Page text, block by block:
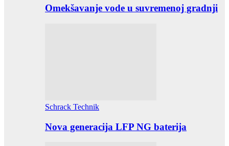
Omekšavanje vode u suvremenoj gradnji
Schrack Technik
Nova generacija LFP NG baterija